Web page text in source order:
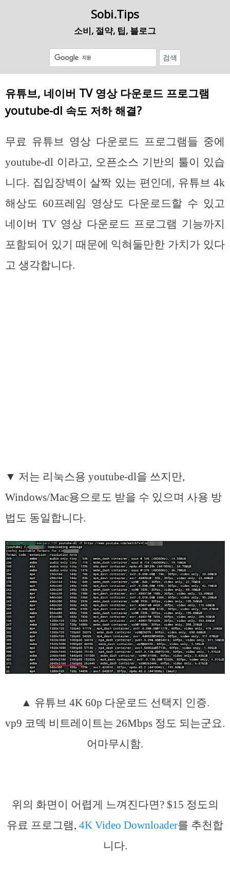
Sobi.Tips
소비, 절약, 팁, 블로그
유튜브, 네이버 TV 영상 다운로드 프로그램
youtube-dl 속도 저하 해결?
무료 유튜브 영상 다운로드 프로그램들 중에
youtube-dl 이라고, 오픈소스 기반의 툴이 있습
니다. 집입장벽이 살짝 있는 편인데, 유튜브 4k
해상도 60프레임 영상도 다운로드할 수 있고
네이버 TV 영상 다운로드 프로그램 기능까지
포함되어 있기 때문에 익혀둘만한 가치가 있다
고 생각합니다.
▼ 저는 리눅스용 youtube-dl을 쓰지만,
Windows/Mac용으로도 받을 수 있으며 사용 방
법도 동일합니다.
▲ 유튜브 4K 60p 다운로드 선택지 인증.
vp9 코덱 비트레이트는 26Mbps 정도 되는군요.
어마무시함.
위의 화면이 어렵게 느껴진다면? $15 정도의
유료 프로그램, 4K Video Downloader를 추천합
니다.